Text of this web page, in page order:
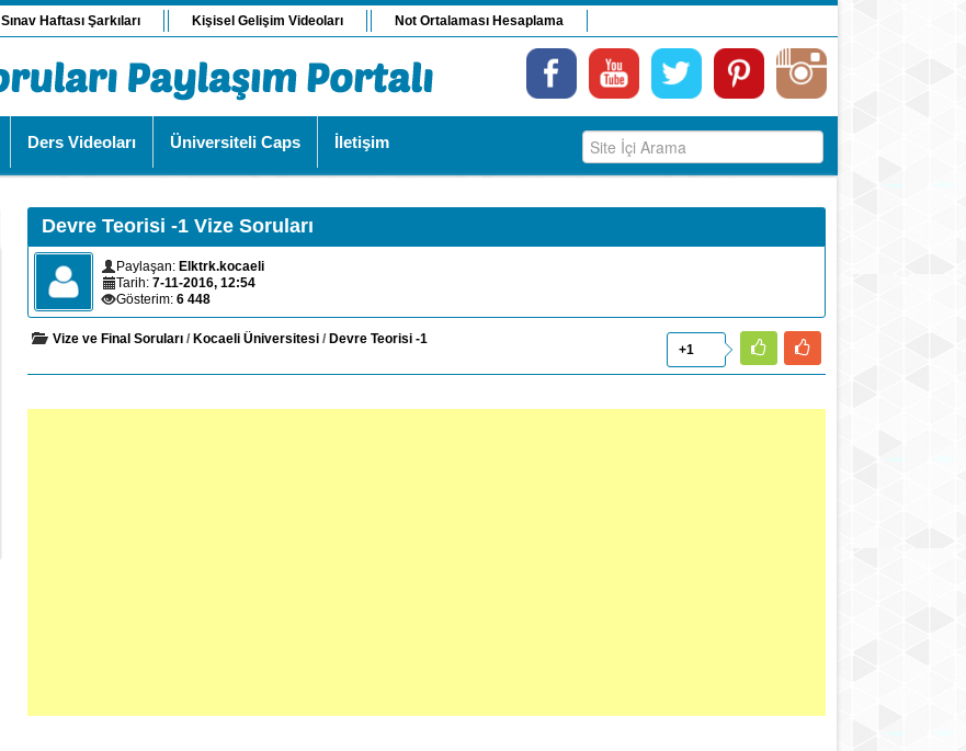
Sınav Haftası Şarkıları Kişisel Gelişim Videoları Not Ortalaması Hesaplama
Ders Videoları Üniversiteli Caps İletişim
Devre Teorisi -1 Vize Soruları
Paylaşan: Elktrk.kocaeli
Tarih: 7-11-2016, 12:54
Gösterim: 6 448
Vize ve Final Soruları / Kocaeli Üniversitesi / Devre Teorisi -1
+1